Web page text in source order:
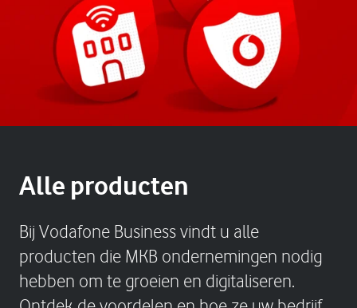
Alle producten
Bij Vodafone Business vindt u alle
producten die MKB ondernemingen nodig
hebben om te groeien en digitaliseren.